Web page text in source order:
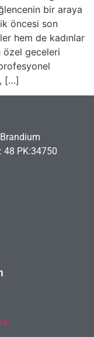
bir araya
öncesi son
hem de kadınlar
özel geceleri
[…]
48 PK:34750